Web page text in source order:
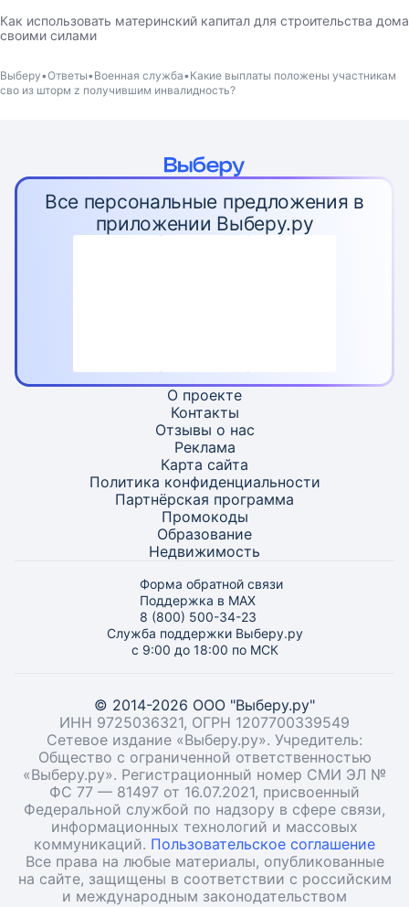
Как использовать материнский капитал для строительства дома
своими силами
Выберу Ответы Военная служба Какие выплаты положены участникам
сво из шторм z получившим инвалидность?
Все персональные предложения в
приложении Выберу.ру
О проекте
Контакты
Отзывы о нас
Реклама
Карта сайта
Политика конфиденциальности
Партнёрская программа
Промокоды
Образование
Недвижимость
Форма обратной связи
Поддержка в MAX
8 (800) 500-34-23
Служба поддержки Выберу.ру
с 9:00 до 18:00 по МСК
© 2014-2026 ООО "Выберу.ру"
ИНН 9725036321, ОГРН 1207700339549
Сетевое издание «Выберу.ру». Учредитель:
Общество с ограниченной ответственностью
«Выберу.ру». Регистрационный номер СМИ ЭЛ №
ФС 77 — 81497 от 16.07.2021, присвоенный
Федеральной службой по надзору в сфере связи,
информационных технологий и массовых
коммуникаций. Пользовательское соглашение
Все права на любые материалы, опубликованные
на сайте, защищены в соответствии с российским
и международным законодательством